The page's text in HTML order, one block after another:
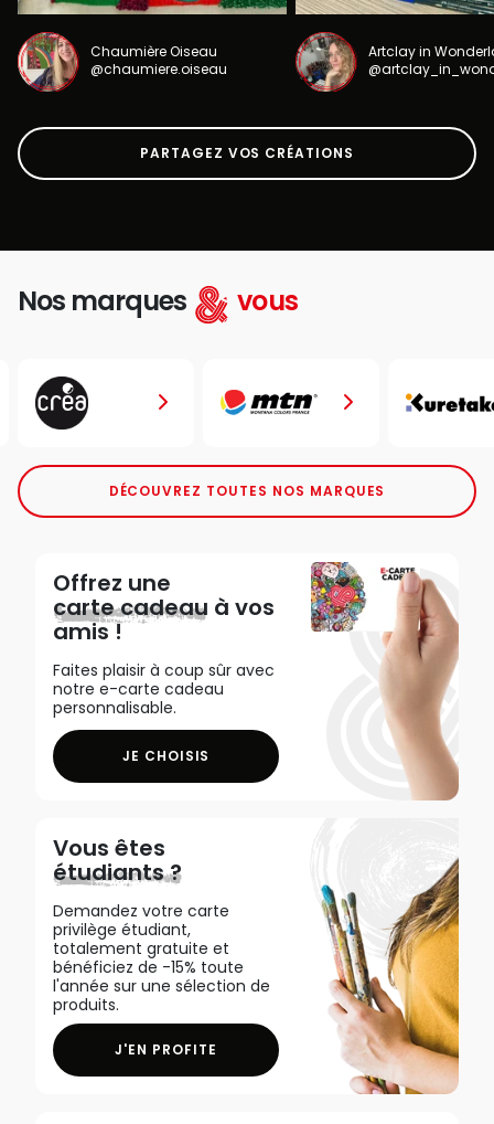
Chaumière Oiseau
@chaumiere.oiseau
Artclay in
PARTAGEZ VOS CRÉATIONS
Nos marques vous
DÉCOUVREZ TOUTES NOS MARQUES
Offrez une
carte cadeau à vos
amis !
Faites plaisir à coup sûr avec
notre e-carte cadeau
personnalisable.
JE CHOISIS
Vous êtes
étudiants ?
Demandez votre carte
privilège étudiant,
totalement gratuite et
bénéficiez de -15% toute
l'année sur une sélection de
produits.
J'EN PROFITE